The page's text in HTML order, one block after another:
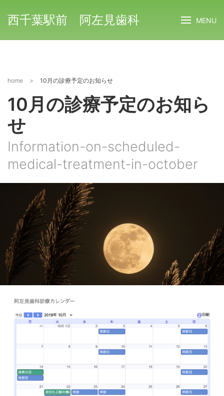
西千葉駅前 阿左見歯科 MENU
home > 10月の診療予定のお知らせ
10月の診療予定のお知ら
せ
Information-on-scheduled-
medical-treatment-in-october